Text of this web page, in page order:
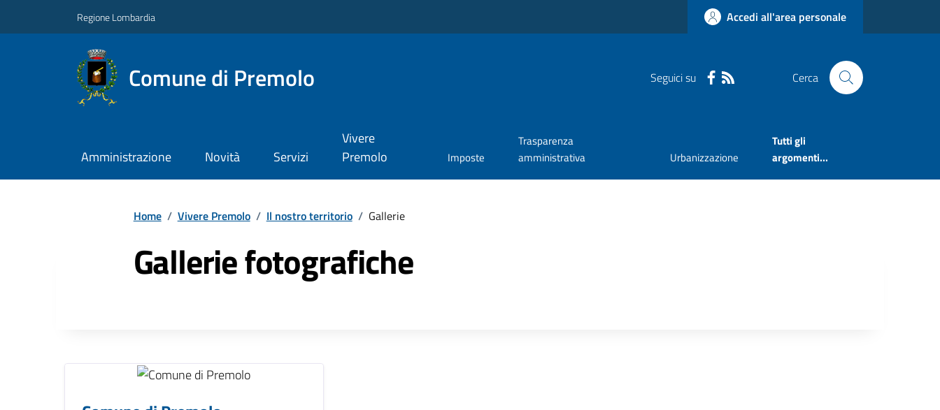
Regione Lombardia Accedi all'area personale
Comune di Premolo Seguici su Cerca
Amministrazione Novità Servizi
Vivere
Premolo
Imposte
Trasparenza
amministrativa
Urbanizzazione
Tutti gli
argomenti...
Home / Vivere Premolo / Il nostro territorio / Gallerie
Gallerie fotografiche